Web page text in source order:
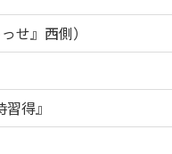
せ』西側）
得』